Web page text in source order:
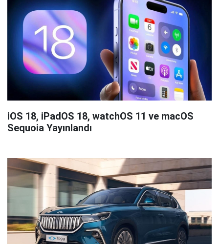
iOS 18, iPadOS 18, watchOS 11 ve macOS
Sequoia Yayınlandı